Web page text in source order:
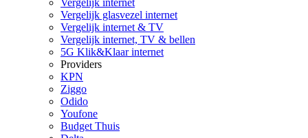
Vergelijk internet
Vergelijk glasvezel internet
Vergelijk internet & TV
Vergelijk internet, TV & bellen
5G Klik&Klaar internet
Providers
KPN
Ziggo
Odido
Youfone
Budget Thuis